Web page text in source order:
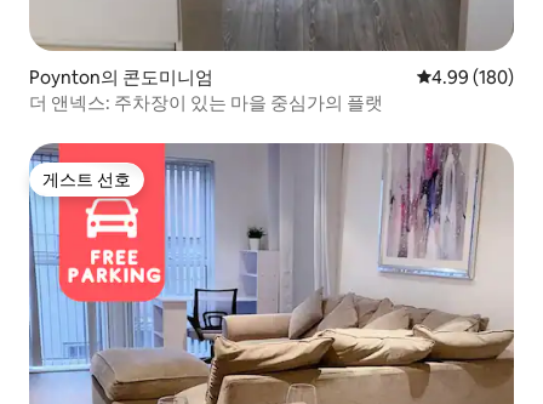
Poynton의 콘도미니엄 평점 4.99점(5
4.99 (180)
더 앤넥스: 주차장이 있는 마을 중심가의 플랫
게스트 선호
게스트 선호